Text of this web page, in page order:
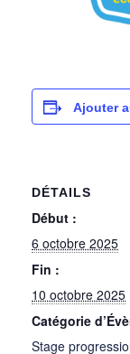
Ajouter
DÉTAILS
Début :
6 octobre 2025
Fin :
10 octobre 2025
Catégorie
Stage